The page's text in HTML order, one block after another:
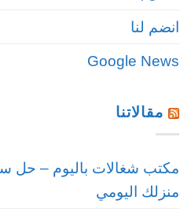
انضم لنا
Google News
مقالاتنا
مكتب شغالات باليوم – حل
منزلك اليومي